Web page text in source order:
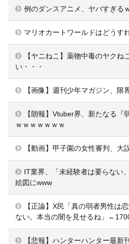
例のダンスアニメ、ヤバすぎる
マリオカートワールドはどうす
【ヤニねこ】薬物中毒のヤクね
い・・・
【画像】週刊少年マガジン、限
【朗報】Vtuber界、新たなる『
ｗｗｗｗｗｗｗ
【動画】甲子園の女性審判、大
IT業界、「未経験者は要らない
絵図にwww
【正論】X民「真の弱者男性は
ない。本当の闇を見せるね」
【悲報】ハンターハンター最